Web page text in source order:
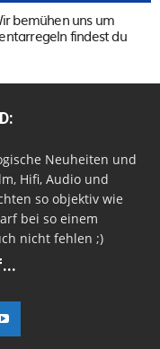
bemühen uns um
findest du
Neuheiten und
Hifi, Audio und
so objektiv wie
bei so einem
nicht fehlen ;)